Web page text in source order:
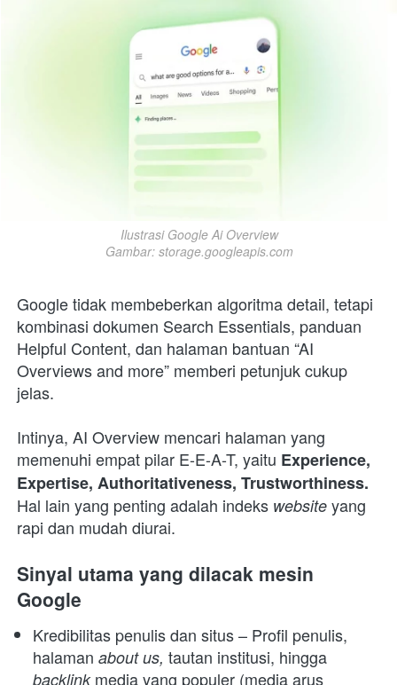
Ilustrasi Google Ai Overview
Gambar: storage.googleapis.com
Google tidak membeberkan algoritma detail, tetapi
kombinasi dokumen Search Essentials, panduan
Helpful Content, dan halaman bantuan “AI
Overviews and more” memberi petunjuk cukup
jelas.
Intinya, AI Overview mencari halaman yang
memenuhi empat pilar E-E-A-T, yaitu Experience,
Expertise, Authoritativeness, Trustworthiness.
Hal lain yang penting adalah indeks website yang
rapi dan mudah diurai.
Sinyal utama yang dilacak mesin
Google
Kredibilitas penulis dan situs – Profil penulis,
halaman about us,
backlink media yang populer (media arus